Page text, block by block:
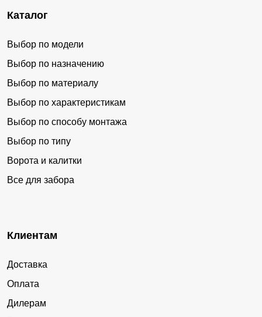
Каталог
Выбор по модели
Выбор по назначению
Выбор по материалу
Выбор по характеристикам
Выбор по способу монтажа
Выбор по типу
Ворота и калитки
Все для забора
Клиентам
Доставка
Оплата
Дилерам